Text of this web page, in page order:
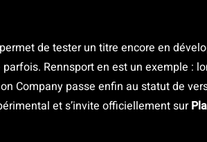
de tester un titre encore en
Rennsport en est un exemple :
Company passe enfin au statut de
et s’invite officiellement sur